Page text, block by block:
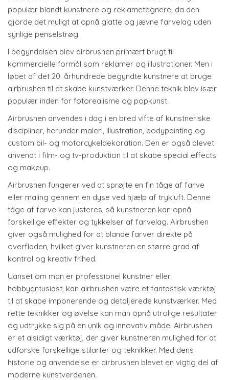
populær blandt kunstnere og reklametegnere, da den
gjorde det muligt at opnå glatte og jævne farvelag uden
synlige penselstrøg.
I begyndelsen blev airbrushen primært brugt til
kommercielle formål som reklamer og illustrationer. Men i
løbet af det 20. århundrede begyndte kunstnere at bruge
airbrushen til at skabe kunstværker. Denne teknik blev især
populær inden for fotorealisme og popkunst.
Airbrushen anvendes i dag i en bred vifte af kunstneriske
discipliner, herunder maleri, illustration, bodypainting og
custom bil- og motorcykeldekoration. Den er også blevet
anvendt i film- og tv-produktion til at skabe special effects
og makeup.
Airbrushen fungerer ved at sprøjte en fin tåge af farve
eller maling gennem en dyse ved hjælp af trykluft. Denne
tåge af farve kan justeres, så kunstneren kan opnå
forskellige effekter og tykkelser af farvelag. Airbrushen
giver også mulighed for at blande farver direkte på
overfladen, hvilket giver kunstneren en større grad af
kontrol og kreativ frihed.
Uanset om man er professionel kunstner eller
hobbyentusiast, kan airbrushen være et fantastisk værktøj
til at skabe imponerende og detaljerede kunstværker. Med
rette teknikker og øvelse kan man opnå utrolige resultater
og udtrykke sig på en unik og innovativ måde. Airbrushen
er et alsidigt værktøj, der giver kunstneren mulighed for at
udforske forskellige stilarter og teknikker. Med dens
historie og anvendelse er airbrushen blevet en vigtig del af
moderne kunstverdenen.